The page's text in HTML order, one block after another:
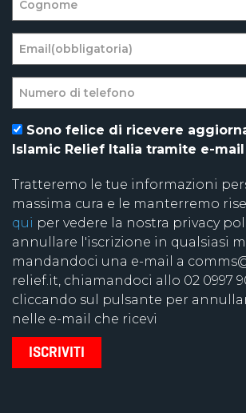
Sono felice di ricevere
Islamic Relief Italia tramite e-mail
Tratteremo le tue informazioni
massima cura e le manterremo
qui per vedere la nostra privacy
annullare l'iscrizione in qualsiasi
mandandoci una e-mail a
relief.it, chiamandoci allo 02 0997
cliccando sul pulsante per
nelle e-mail che ricevi